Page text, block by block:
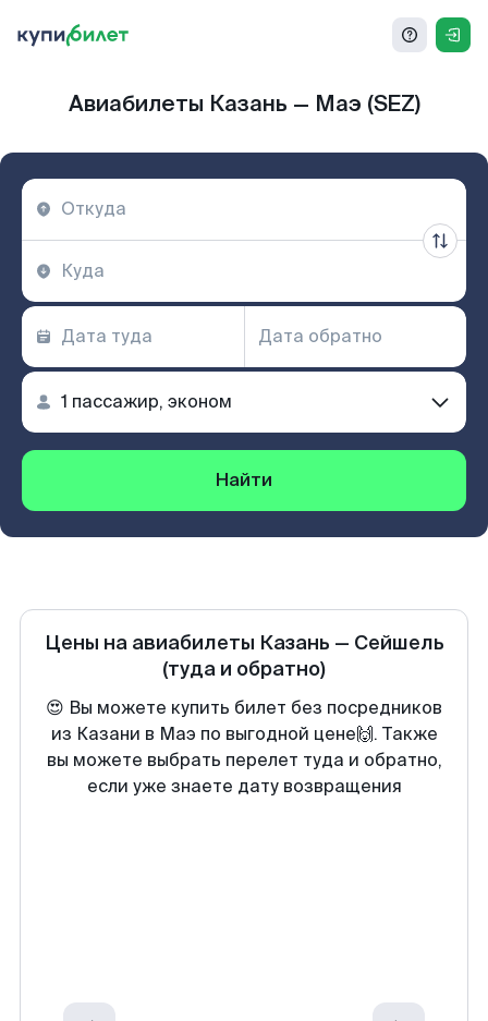
Авиабилеты Казань — Маэ (SEZ)
Найти
Цены на авиабилеты Казань — Сейшель
(туда и обратно)
😍 Вы можете купить билет без посредников
из Казани в Маэ по выгодной цене🙌. Также
вы можете выбрать перелет туда и обратно,
если уже знаете дату возвращения